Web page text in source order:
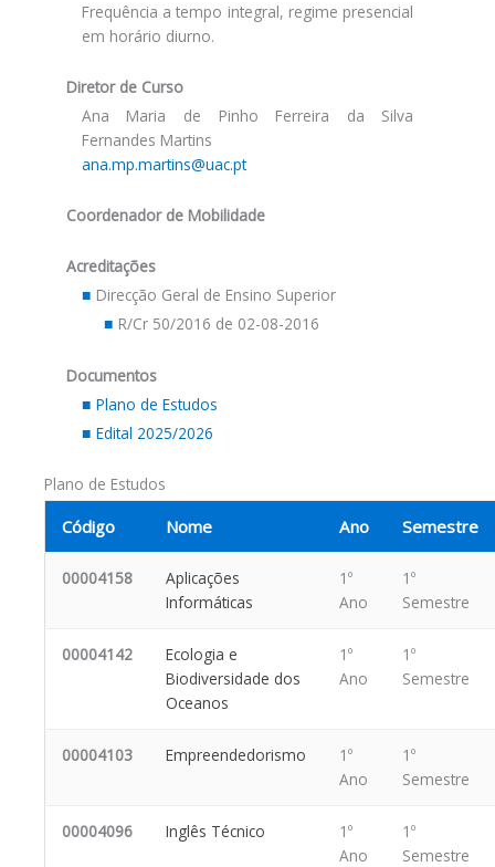
Frequência a tempo integral, regime presencial
em horário diurno.
Diretor de Curso
Ana Maria de Pinho Ferreira da Silva
Fernandes Martins
ana.mp.martins@uac.pt
Coordenador de Mobilidade
Acreditações
Direcção Geral de Ensino Superior
R/Cr 50/2016 de 02-08-2016
Documentos
Plano de Estudos
Edital 2025/2026
Plano de Estudos
Código Nome Ano Semestre
00004158
Aplicações
Informáticas
1º
Ano
1º
Semestre
00004142
Ecologia e
Biodiversidade dos
Oceanos
1º
Ano
1º
Semestre
00004103 Empreendedorismo
1º
Ano
1º
Semestre
00004096 Inglês Técnico
1º
Ano
1º
Semestre